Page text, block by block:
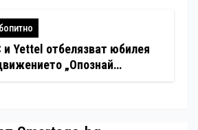
и Yettel отбелязват юбилея
„Опознай